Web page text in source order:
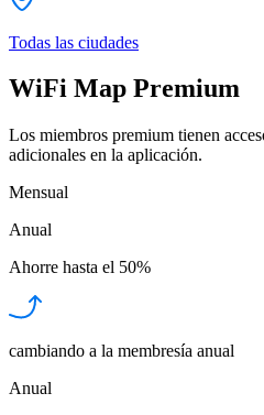
Todas las ciudades
WiFi Map Premium
Los miembros premium tienen
adicionales en la aplicación.
Mensual
Anual
Ahorre hasta el 50%
cambiando a la membresía anual
Anual